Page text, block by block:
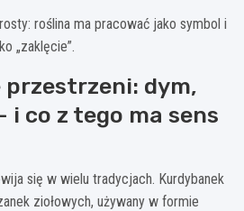
roślina ma pracować jako symbol i
„zaklęcie”.
przestrzeni: dym,
i co z tego ma sens
się w wielu tradycjach. Kurdybanek
ziołowych, używany w formie